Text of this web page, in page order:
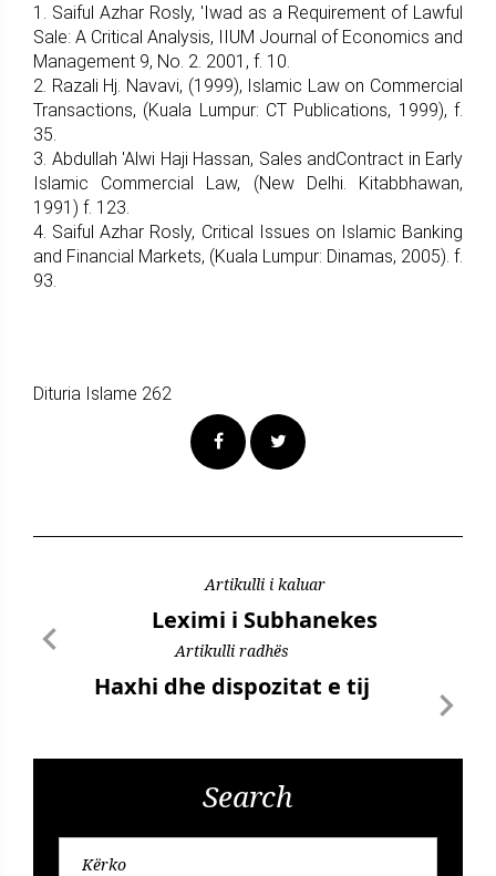
1. Saiful Azhar Rosly, 'Iwad as a Requirement of Lawful
Sale: A Critical Analysis, IIUM Journal of Economics and
Management 9, No. 2. 2001, f. 10.
2. Razali Hj. Navavi, (1999), Islamic Law on Commercial
Transactions, (Kuala Lumpur: CT Publications, 1999), f.
35.
3. Abdullah 'Alwi Haji Hassan, Sales andContract in Early
Islamic Commercial Law, (New Delhi. Kitabbhawan,
1991) f. 123.
4. Saiful Azhar Rosly, Critical Issues on Islamic Banking
and Financial Markets, (Kuala Lumpur: Dinamas, 2005). f.
93.
Dituria Islame 262
Artikulli i kaluar
Leximi i Subhanekes
Artikulli radhës
Haxhi dhe dispozitat e tij
Search